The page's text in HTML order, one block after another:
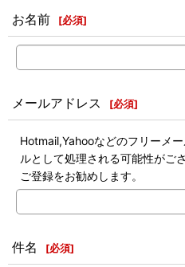
お名前 [必須]
メールアドレス [必須]
Hotmail,Yahooなどのフリーメ
ルとして処理される可能性がご
ご登録をお勧めします。
件名 [必須]